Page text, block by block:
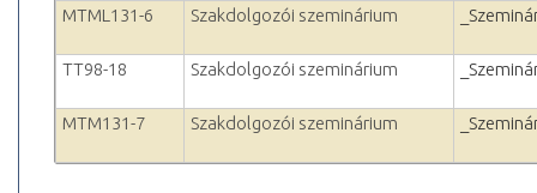
MTML131-6 Szakdolgozói szeminárium
TT98-18 Szakdolgozói szeminárium
MTM131-7 Szakdolgozói szeminárium